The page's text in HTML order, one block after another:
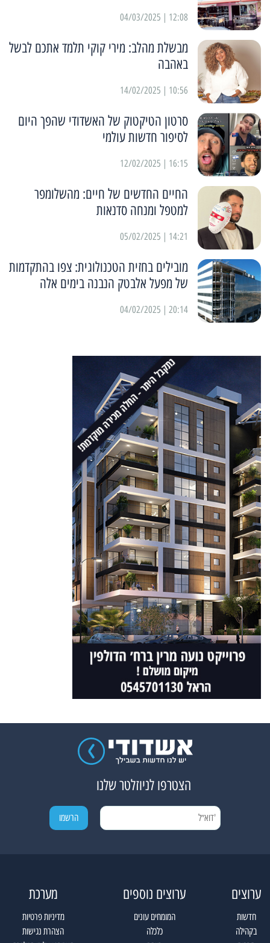
12:08 | 04/03/2025
מבשלת מהלב: מירי קוקי תלמד אתכם לבשל
באהבה
10:56 | 14/02/2025
סרטון הטיקטוק של האשדודי שהפך היום
לסיפור חדשות עולמי
16:15 | 12/02/2025
החיים החדשים של חיים: מהשלומפר
למטפל ומנחה סדנאות
14:21 | 05/02/2025
מובילים בחזית הטכנולוגית: צפו בהתקדמות
של מפעל אלבטק הנבנה בימים אלה
20:14 | 04/02/2025
הצטרפו לניוזלטר שלנו
ערוצים
חדשות
בקהילה
ערוצים נוספים
המומחים עונים
כלכלה
מערכת
מדיניות פרטיות
הצהרת נגישות